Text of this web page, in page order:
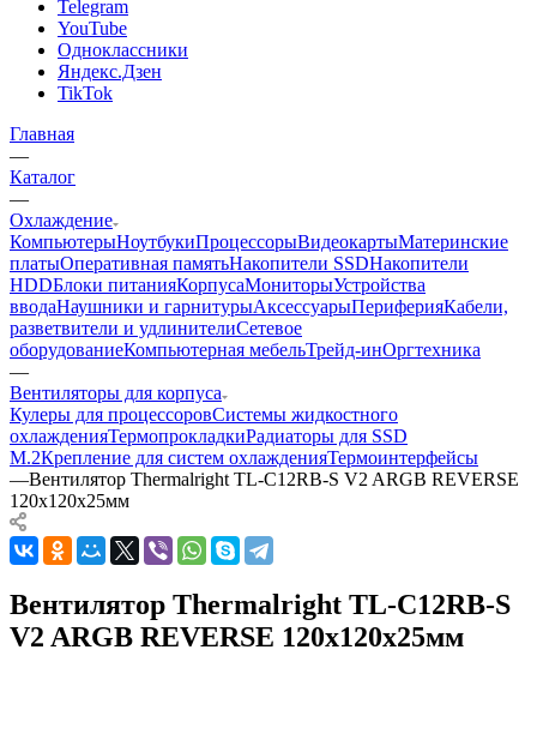
Telegram
YouTube
Одноклассники
Яндекс.Дзен
TikTok
Главная
—
Каталог
—
Охлаждение
КомпьютерыНоутбукиПроцессорыВидеокартыМатеринские
платыОперативная памятьНакопители SSDНакопители
HDDБлоки питанияКорпусаМониторыУстройства
вводаНаушники и гарнитурыАксессуарыПериферияКабели,
разветвители и удлинителиСетевое
оборудованиеКомпьютерная мебельТрейд-инОргтехника
—
Вентиляторы для корпуса
Кулеры для процессоровСистемы жидкостного
охлажденияТермопрокладкиРадиаторы для SSD
M.2Крепление для систем охлажденияТермоинтерфейсы
—Вентилятор Thermalright TL-C12RB-S V2 ARGB REVERSE
120x120x25мм
Вентилятор Thermalright TL-C12RB-S
V2 ARGB REVERSE 120x120x25мм